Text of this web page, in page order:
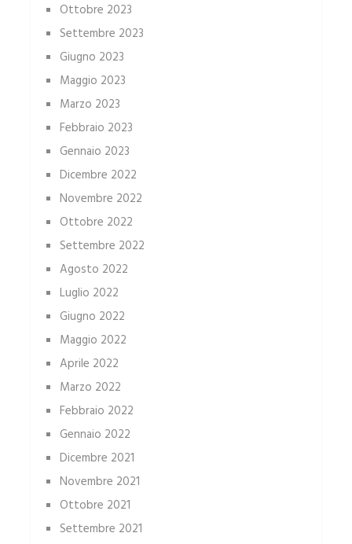
Ottobre 2023
Settembre 2023
Giugno 2023
Maggio 2023
Marzo 2023
Febbraio 2023
Gennaio 2023
Dicembre 2022
Novembre 2022
Ottobre 2022
Settembre 2022
Agosto 2022
Luglio 2022
Giugno 2022
Maggio 2022
Aprile 2022
Marzo 2022
Febbraio 2022
Gennaio 2022
Dicembre 2021
Novembre 2021
Ottobre 2021
Settembre 2021